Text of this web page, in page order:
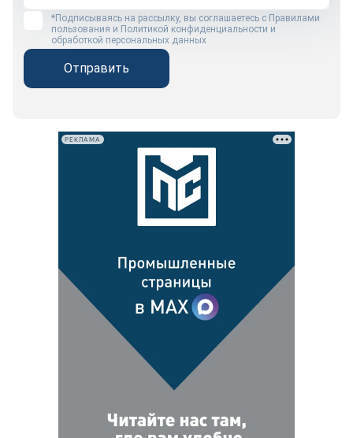
*Подписываясь на рассылку, вы соглашаетесь с Правилами
пользования и Политикой конфиденциальности и
обработкой персональных данных
Отправить
РЕКЛАМА